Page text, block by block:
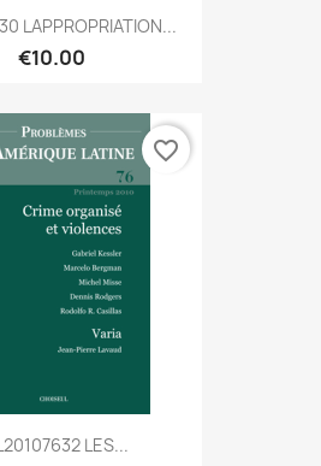
LAPPROPRIATION...
€10.00
LES...
favorite_border